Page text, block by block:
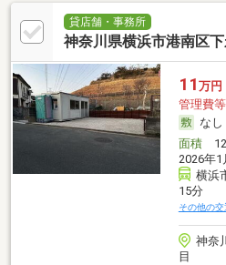
貸店舗・事務所
神奈川県横浜市港南区
11 万円
管理費
なし
面積
2026年1
横浜
15分
その他の交
神奈
目